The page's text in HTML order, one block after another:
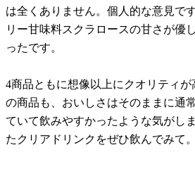
は全くありません。個人的な意見で
リー甘味料スクラロースの甘さが優
ったです。
4商品ともに想像以上にクオリティ
の商品も、おいしさはそのままに通
ていて飲みやすかったような気がし
たクリアドリンクをぜひ飲んでみて。